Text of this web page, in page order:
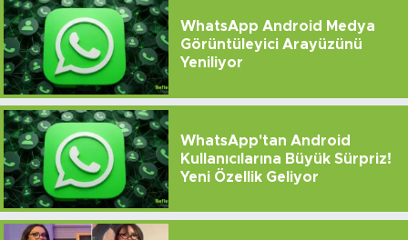
WhatsApp Android Medya
Görüntüleyici Arayüzünü
Yeniliyor
WhatsApp'tan Android
Kullanıcılarına Büyük Sürpriz!
Yeni Özellik Geliyor